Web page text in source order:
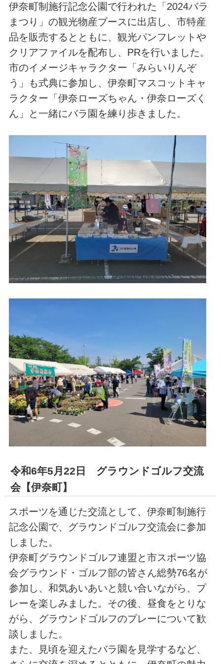
伊奈町制施行記念公園で行われた「2024バラ
まつり」の観光物産ブースに出店し、市特産
品を販売するとともに、観光パンフレットや
クリアファイルを配布し、PRを行いました。
市のイメージキャラクター「みらいりんぞ
う」も式典に参加し、伊奈町マスコットキャ
ラクター「伊奈ローズちゃん・伊奈ローズく
ん」と一緒にバラ園を練り歩きました。
令和6年5月22日 グラウンドゴルフ交流
会【伊奈町】
スポーツを通じた交流として、伊奈町制施行
記念公園で、グラウンドゴルフ交流会に参加
しました。
伊奈町グラウンドゴルフ連盟と市スポーツ協
会グラウンド・ゴルフ部の皆さん総勢76名が
参加し、和気あいあいと競い合いながら、プ
レーを楽しみました。その後、昼食をとりな
がら、グラウンドゴルフのプレーについて歓
談しました。
また、見頃を迎えたバラ園を見学するなど、